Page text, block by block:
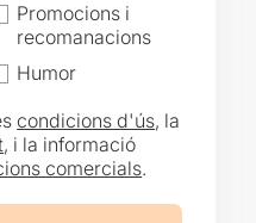
Promocions i
recomanacions
Humor
condicions d'ús, la
, i la informació
comercials.